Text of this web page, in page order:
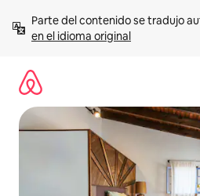
contenido
Parte del contenido se tradujo
en el idioma original